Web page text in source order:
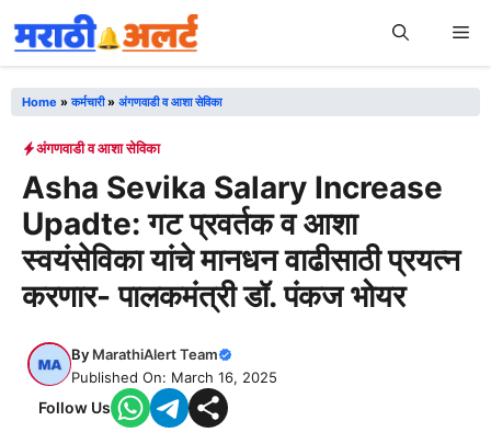
to
content
Home »कर्मचारी» अंगणवाडी व आशा सेविका
अंगणवाडी व आशा सेविका
Asha Sevika Salary Increase
Upadte: गट प्रवर्तक व आशा
स्वयंसेविका यांचे मानधन वाढीसाठी प्रयत्न
करणार- पालकमंत्री डॉ. पंकज भोयर
By MarathiAlert Team
Published On: March 16, 2025
Follow Us